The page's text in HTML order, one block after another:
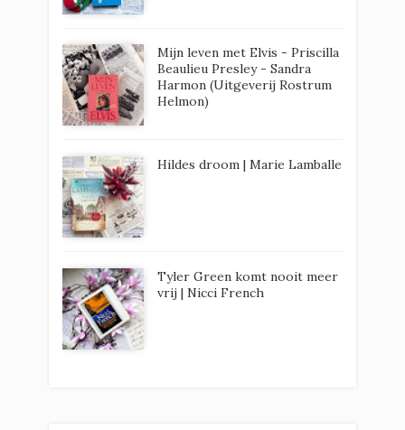
Mijn leven met Elvis - Priscilla
Beaulieu Presley - Sandra
Harmon (Uitgeverij Rostrum
Helmon)
Hildes droom | Marie Lamballe
Tyler Green komt nooit meer
vrij | Nicci French